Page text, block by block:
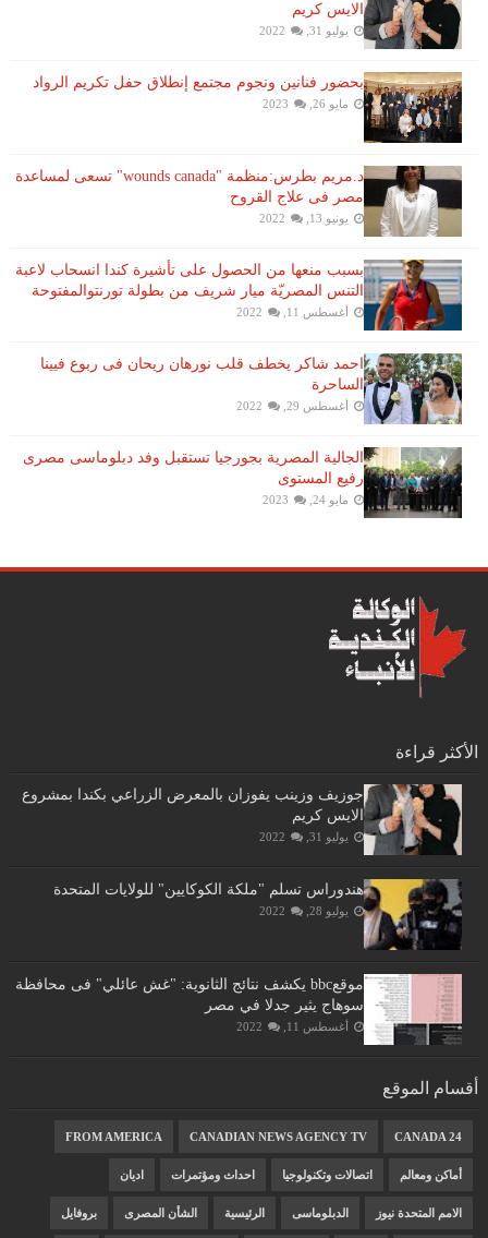
الايس كريم
يوليو 31, 2022
بحضور فنانين ونجوم مجتمع إنطلاق حفل تكريم الرواد
مايو 26, 2023
د.مريم بطرس:منظمة "wounds canada" تسعى لمساعدة
مصر فى علاج القروح
يونيو 13, 2022
بسبب منعها من الحصول على تأشيرة كندا انسحاب لاعبة ​
التنس​ المصريّة ​ميار شريف​ من بطولة ​تورنتو​المفتوحة
أغسطس 11, 2022
احمد شاكر يخطف قلب نورهان ريحان فى ربوع فيينا
الساحرة
أغسطس 29, 2022
الجالية المصرية بجورجيا تستقبل وفد دبلوماسى مصرى
رفيع المستوى
مايو 24, 2023
الأكثر قراءة
جوزيف وزينب يفوزان بالمعرض الزراعي بكندا بمشروع
الايس كريم
يوليو 31, 2022
هندوراس تسلم "ملكة الكوكايين" للولايات المتحدة
يوليو 28, 2022
موقعbbc يكشف نتائج الثانوية: "غش عائلي" فى محافظة
سوهاج يثير جدلا في مصر
أغسطس 11, 2022
أقسام الموقع
CANADA 24
CANADIAN NEWS AGENCY TV
FROM AMERICA
أماكن ومعالم اتصالات وتكنولوجيا احداث ومؤتمرات اديان
الامم المتحدة نيوز الدبلوماسى الرئيسية الشأن المصرى بروفايل